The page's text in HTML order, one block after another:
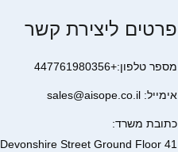
פרטים ליצירת קשר
מספר טלפון:+447761980356
אימייל: sales@aisope.co.il
כתובת משרד:
41 Devonshire Street Ground Floor